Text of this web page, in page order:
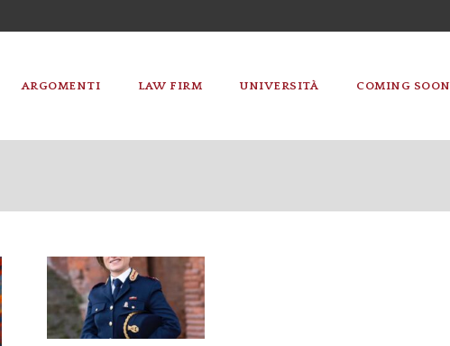
ARGOMENTI LAW FIRM UNIVERSITÀ COMING SOON